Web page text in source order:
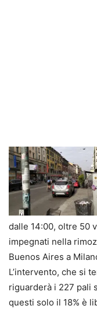
dalle 14:00, oltre 50
impegnati nella
Buenos Aires a
L’intervento, che si
riguarderà i 227 pali
questi solo il 18% è